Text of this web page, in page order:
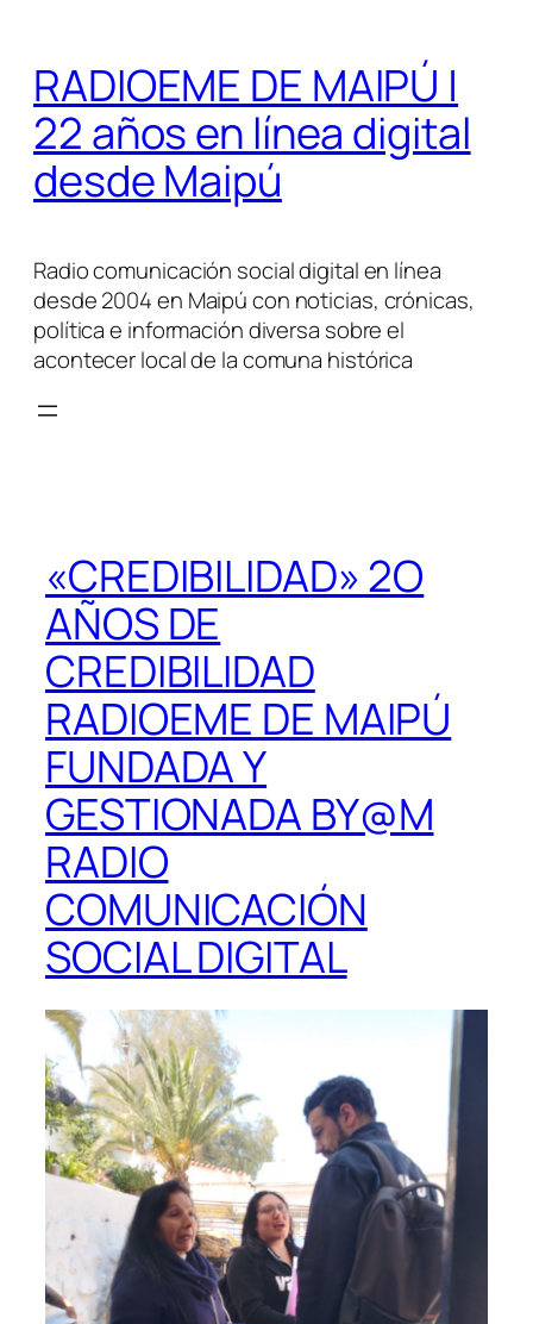
contenido
RADIOEME DE MAIPÚ |
22 años en línea digital
desde Maipú
Radio comunicación social digital en línea
desde 2004 en Maipú con noticias, crónicas,
política e información diversa sobre el
acontecer local de la comuna histórica
«CREDIBILIDAD» 2O
AÑOS DE
CREDIBILIDAD
RADIOEME DE MAIPÚ
FUNDADA Y
GESTIONADA BY@M
RADIO
COMUNICACIÓN
SOCIAL DIGITAL